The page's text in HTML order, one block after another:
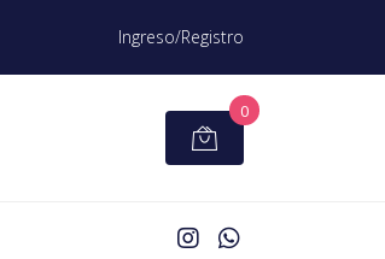
Ingreso/Registro
0